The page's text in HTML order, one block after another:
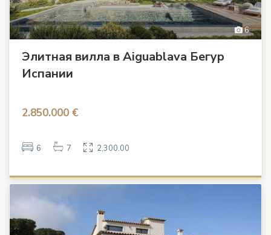
6
Элитная вилла в Aiguablava Бегур
Испании
2.850.000 €
6 7 2,300.00